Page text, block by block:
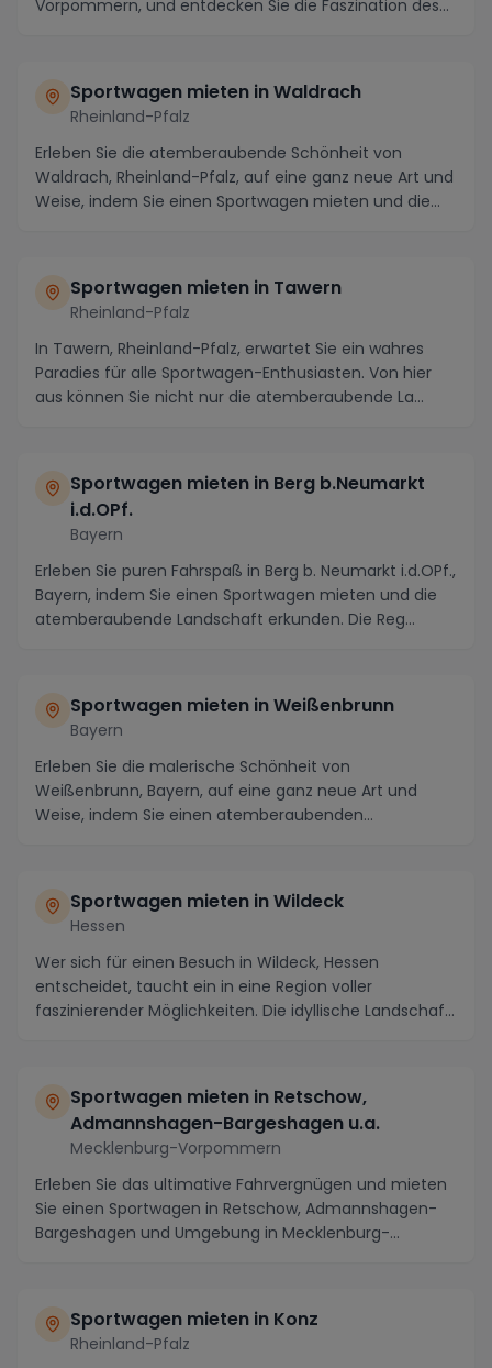
Vorpommern, und entdecken Sie die Faszination des
Sportwagen mieten in Waldrach
Rheinland-Pfalz
Erleben Sie die atemberaubende Schönheit von
Waldrach, Rheinland-Pfalz, auf eine ganz neue Art und
Weise, indem Sie einen Sportwagen mieten und die
Sportwagen mieten in Tawern
Rheinland-Pfalz
In Tawern, Rheinland-Pfalz, erwartet Sie ein wahres
Paradies für alle Sportwagen-Enthusiasten. Von hier
aus können Sie nicht nur die atemberaubende La...
Sportwagen mieten in Berg b.Neumarkt
i.d.OPf.
Bayern
Erleben Sie puren Fahrspaß in Berg b. Neumarkt i.d.OPf.,
Bayern, indem Sie einen Sportwagen mieten und die
atemberaubende Landschaft erkunden. Die Reg...
Sportwagen mieten in Weißenbrunn
Bayern
Erleben Sie die malerische Schönheit von
Weißenbrunn, Bayern, auf eine ganz neue Art und
Weise, indem Sie einen atemberaubenden
Sportwagen mieten in Wildeck
Hessen
Wer sich für einen Besuch in Wildeck, Hessen
entscheidet, taucht ein in eine Region voller
faszinierender Möglichkeiten. Die idyllische Landschaft
Sportwagen mieten in Retschow,
Admannshagen-Bargeshagen u.a.
Mecklenburg-Vorpommern
Erleben Sie das ultimative Fahrvergnügen und mieten
Sie einen Sportwagen in Retschow, Admannshagen-
Bargeshagen und Umgebung in Mecklenburg-
Sportwagen mieten in Konz
Rheinland-Pfalz